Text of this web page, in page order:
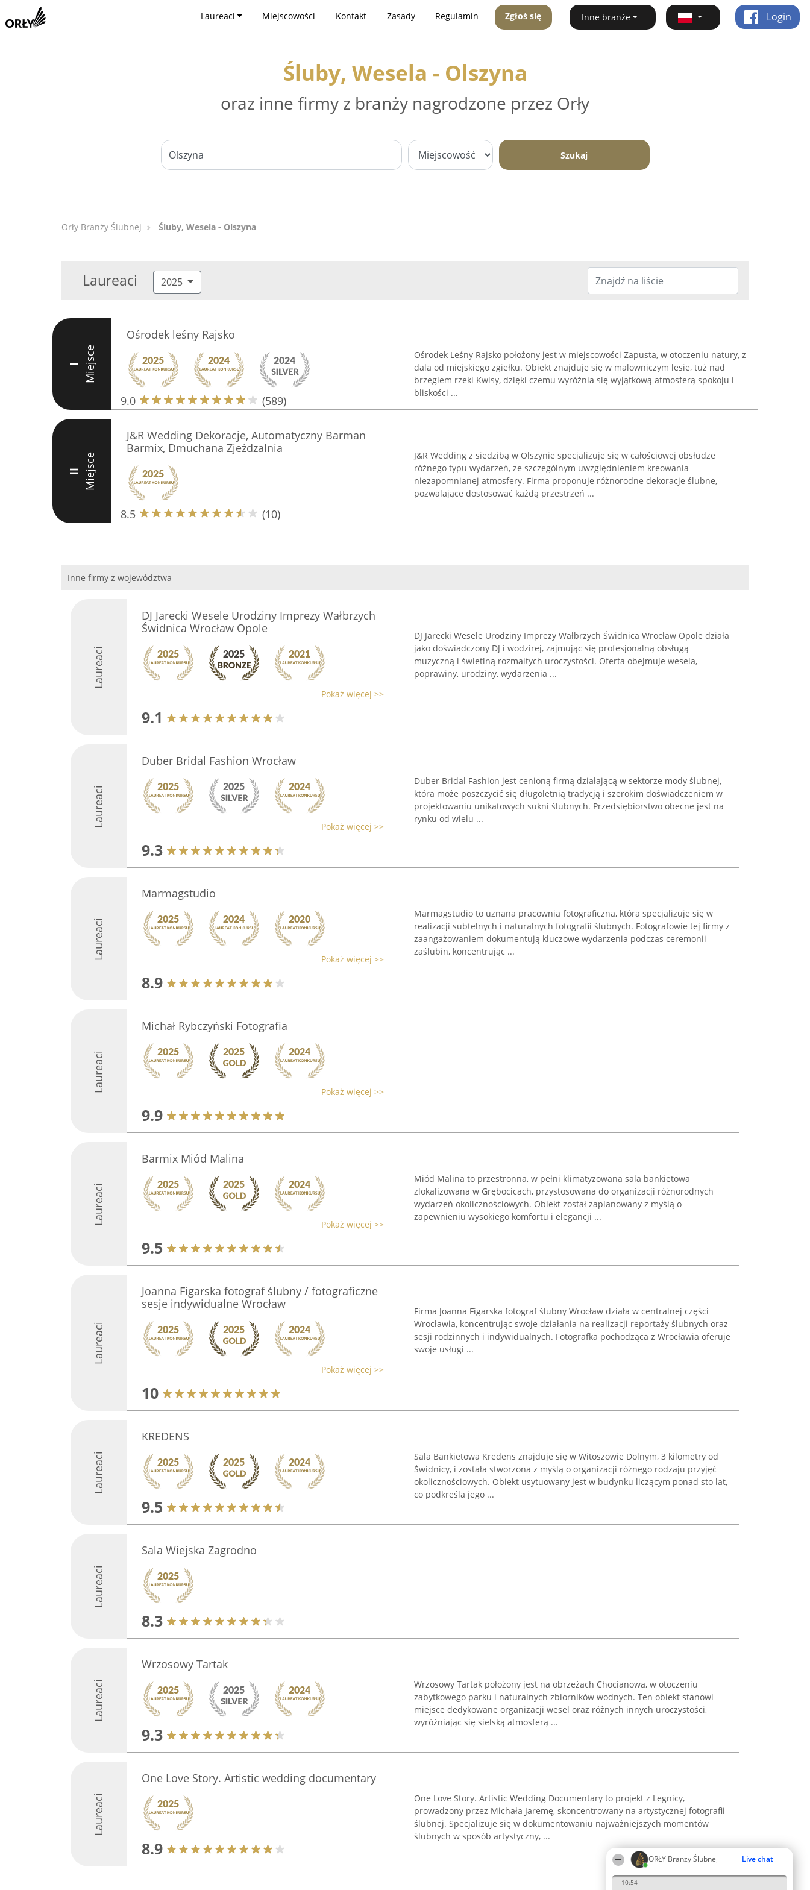
ORŁY Branży Ślubnej Live chat
10:54
Laureaci Miejscowości Kontakt Zasady Regulamin Zgłoś się Inne branże Login
Śluby, Wesela - Olszyna
oraz inne firmy z branży nagrodzone przez Orły
Szukaj
Orły Branży Ślubnej Śluby, Wesela - Olszyna
Laureaci 2025
I Miejsce
Ośrodek leśny Rajsko
9.0 (589)
Ośrodek Leśny Rajsko położony jest w miejscowości Zapusta, w otoczeniu natury, z
dala od miejskiego zgiełku. Obiekt znajduje się w malowniczym lesie, tuż nad
brzegiem rzeki Kwisy, dzięki czemu wyróżnia się wyjątkową atmosferą spokoju i
bliskości ...
II Miejsce
J&R Wedding Dekoracje, Automatyczny Barman
Barmix, Dmuchana Zjeżdzalnia
8.5 (10)
J&R Wedding z siedzibą w Olszynie specjalizuje się w całościowej obsłudze
różnego typu wydarzeń, ze szczególnym uwzględnieniem kreowania
niezapomnianej atmosfery. Firma proponuje różnorodne dekoracje ślubne,
pozwalające dostosować każdą przestrzeń ...
Inne firmy z województwa
Laureaci
DJ Jarecki Wesele Urodziny Imprezy Wałbrzych
Świdnica Wrocław Opole
Pokaż więcej >>
9.1
DJ Jarecki Wesele Urodziny Imprezy Wałbrzych Świdnica Wrocław Opole działa
jako doświadczony DJ i wodzirej, zajmując się profesjonalną obsługą
muzyczną i świetlną rozmaitych uroczystości. Oferta obejmuje wesela,
poprawiny, urodziny, wydarzenia ...
Laureaci
Duber Bridal Fashion Wrocław
Pokaż więcej >>
9.3
Duber Bridal Fashion jest cenioną firmą działającą w sektorze mody ślubnej,
która może poszczycić się długoletnią tradycją i szerokim doświadczeniem w
projektowaniu unikatowych sukni ślubnych. Przedsiębiorstwo obecne jest na
rynku od wielu ...
Laureaci
Marmagstudio
Pokaż więcej >>
8.9
Marmagstudio to uznana pracownia fotograficzna, która specjalizuje się w
realizacji subtelnych i naturalnych fotografii ślubnych. Fotografowie tej firmy z
zaangażowaniem dokumentują kluczowe wydarzenia podczas ceremonii
zaślubin, koncentrując ...
Laureaci
Michał Rybczyński Fotografia
Pokaż więcej >>
9.9
Laureaci
Barmix Miód Malina
Pokaż więcej >>
9.5
Miód Malina to przestronna, w pełni klimatyzowana sala bankietowa
zlokalizowana w Grębocicach, przystosowana do organizacji różnorodnych
wydarzeń okolicznościowych. Obiekt został zaplanowany z myślą o
zapewnieniu wysokiego komfortu i elegancji ...
Laureaci
Joanna Figarska fotograf ślubny / fotograficzne
sesje indywidualne Wrocław
Pokaż więcej >>
10
Firma Joanna Figarska fotograf ślubny Wrocław działa w centralnej części
Wrocławia, koncentrując swoje działania na realizacji reportaży ślubnych oraz
sesji rodzinnych i indywidualnych. Fotografka pochodząca z Wrocławia oferuje
swoje usługi ...
Laureaci
KREDENS
9.5
Sala Bankietowa Kredens znajduje się w Witoszowie Dolnym, 3 kilometry od
Świdnicy, i została stworzona z myślą o organizacji różnego rodzaju przyjęć
okolicznościowych. Obiekt usytuowany jest w budynku liczącym ponad sto lat,
co podkreśla jego ...
Laureaci
Sala Wiejska Zagrodno
8.3
Laureaci
Wrzosowy Tartak
9.3
Wrzosowy Tartak położony jest na obrzeżach Chocianowa, w otoczeniu
zabytkowego parku i naturalnych zbiorników wodnych. Ten obiekt stanowi
miejsce dedykowane organizacji wesel oraz różnych innych uroczystości,
wyróżniając się sielską atmosferą ...
Laureaci
One Love Story. Artistic wedding documentary
8.9
One Love Story. Artistic Wedding Documentary to projekt z Legnicy,
prowadzony przez Michała Jaremę, skoncentrowany na artystycznej fotografii
ślubnej. Specjalizuje się w dokumentowaniu najważniejszych momentów
ślubnych w sposób artystyczny, ...